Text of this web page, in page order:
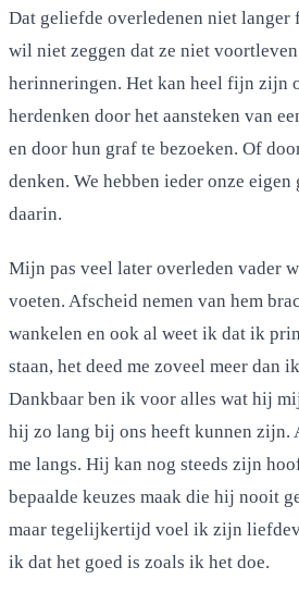
Dat geliefde overledenen niet langer
wil niet zeggen dat ze niet
herinneringen. Het kan heel fijn zijn
herdenken door het aansteken van
en door hun graf te bezoeken. Of
denken. We hebben ieder onze
daarin.
Mijn pas veel later overleden vader
voeten. Afscheid nemen van hem
wankelen en ook al weet ik dat ik
staan, het deed me zoveel meer dan
Dankbaar ben ik voor alles wat hij
hij zo lang bij ons heeft kunnen zijn.
me langs. Hij kan nog steeds zijn
bepaalde keuzes maak die hij nooit
maar tegelijkertijd voel ik zijn
ik dat het goed is zoals ik het doe.